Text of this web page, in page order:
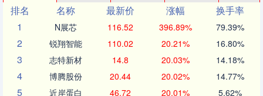
排名
名称 最新价 涨幅
换手率
1
N展芯 116.52 396.89% 79.39%
2 锐翔智能 110.02 20.21% 16.80%
3 志特新材 14.8 20.03% 14.18%
4 博腾股份 20.44 20.02% 14.77%
5 近岸蛋白 46.72 20.01% 5.62%